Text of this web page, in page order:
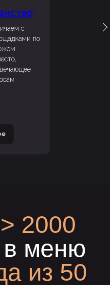
с
по
Catering
качества.